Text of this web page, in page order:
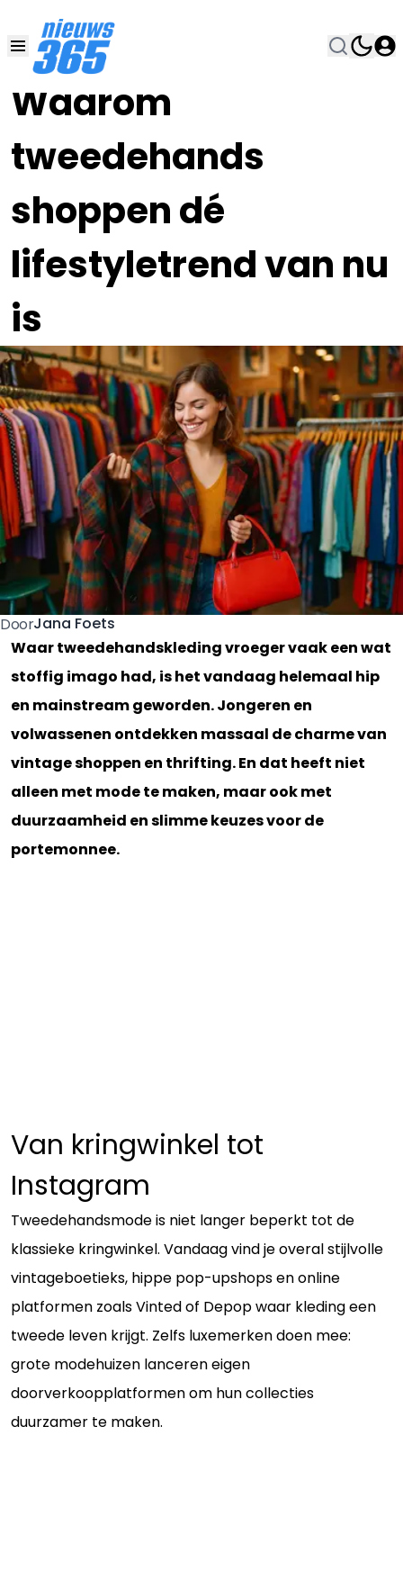
Waarom
tweedehands
shoppen dé
lifestyletrend van nu
is
20 SEP 2025, 18:30
DoorJana Foets
Waar tweedehandskleding vroeger vaak een wat
stoffig imago had, is het vandaag helemaal hip
en mainstream geworden. Jongeren en
volwassenen ontdekken massaal de charme van
vintage shoppen en thrifting. En dat heeft niet
alleen met mode te maken, maar ook met
duurzaamheid en slimme keuzes voor de
portemonnee.
Van kringwinkel tot
Instagram
Tweedehandsmode is niet langer beperkt tot de
klassieke kringwinkel. Vandaag vind je overal stijlvolle
vintageboetieks, hippe pop-upshops en online
platformen zoals Vinted of Depop waar kleding een
tweede leven krijgt. Zelfs luxemerken doen mee:
grote modehuizen lanceren eigen
doorverkoopplatformen om hun collecties
duurzamer te maken.